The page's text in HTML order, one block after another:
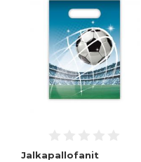
Jalkapallofanit